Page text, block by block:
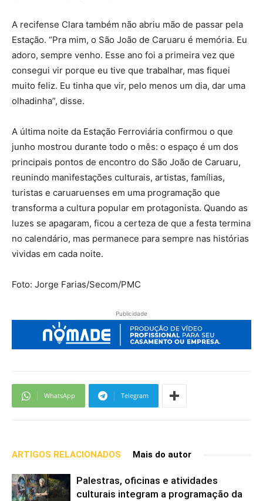
A recifense Clara também não abriu mão de passar pela
Estação. “Pra mim, o São João de Caruaru é memória. Eu
adoro, sempre venho. Esse ano foi a primeira vez que
consegui vir porque eu tive que trabalhar, mas fiquei
muito feliz. Eu tinha que vir, pelo menos um dia, dar uma
olhadinha”, disse.
A última noite da Estação Ferroviária confirmou o que
junho mostrou durante todo o mês: o espaço é um dos
principais pontos de encontro do São João de Caruaru,
reunindo manifestações culturais, artistas, famílias,
turistas e caruaruenses em uma programação que
transforma a cultura popular em protagonista. Quando as
luzes se apagaram, ficou a certeza de que a festa termina
no calendário, mas permanece para sempre nas histórias
vividas em cada noite.
Foto: Jorge Farias/Secom/PMC
Publicidade
WhatsApp Telegram
ARTIGOS RELACIONADOS Mais do autor
Palestras, oficinas e atividades
culturais integram a programação da